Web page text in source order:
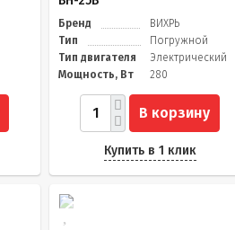
Бренд
ВИХРЬ
Тип
Погружной
Тип двигателя
Электрический
Мощность, Вт
280
В корзину
Купить в 1 клик